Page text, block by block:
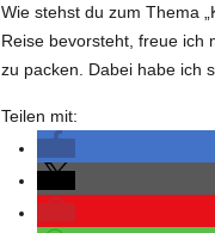
Wie stehst du zum Thema
Reise bevorsteht, freue ich
zu packen. Dabei habe ich
Teilen mit: